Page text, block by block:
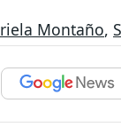
Montaño,